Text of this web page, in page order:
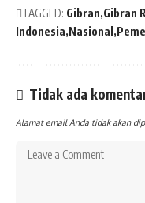
TAGGED: Gibran Gibran
Indonesia Nasional
Tidak ada
Alamat email Anda tidak akan